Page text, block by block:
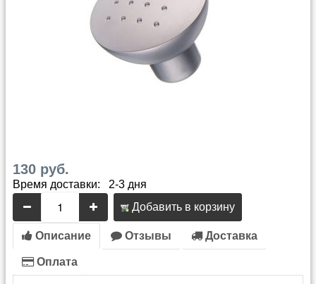
130 руб.
Время доставки: 2-3 дня
Добавить в корзину
Описание Отзывы Доставка
Оплата